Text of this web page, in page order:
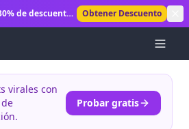
de descuento!
Obtener Descuento
virales con
Probar gratis